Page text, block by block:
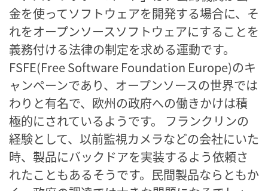
金を使ってソフトウェアを開発する場合に、そ
れをオープンソースソフトウェアにすることを
義務付ける法律の制定を求める運動です。
FSFE(Free Software Foundation Europe)のキ
ャンペーンであり、オープンソースの世界では
わりと有名で、欧州の政府への働きかけは積
極的にされているようです。 フランクリンの
経験として、以前監視カメラなどの会社にいた
時、製品にバックドアを実装するよう依頼さ
れたこともあるそうです。民間製品ならともか